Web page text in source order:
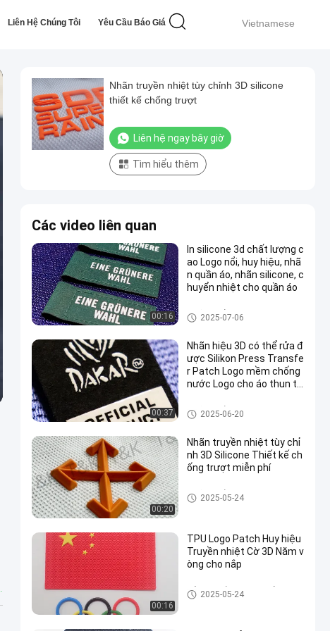
Vietnamese
Liên Hệ Chúng Tôi Yêu Cầu Báo Giá
Nhãn truyền nhiệt tùy chỉnh 3D silicone
thiết kế chống trượt
Liên hệ ngay bây giờ
Tìm hiểu thêm
Các video liên quan
00:16
In silicone 3d chất lượng c
ao Logo nổi, huy hiệu, nhã
n quần áo, nhãn silicone, c
huyển nhiệt cho quần áo
Nhãn truyền nhiệt silicone
2025-07-06
00:37
Nhãn hiệu 3D có thể rửa đ
ược Silikon Press Transfe
r Patch Logo mềm chống
nước Logo cho áo thun tú
Nhãn truyền nhiệt silicone
2025-06-20
00:20
Nhãn truyền nhiệt tùy chỉ
nh 3D Silicone Thiết kế ch
ống trượt miễn phí
Nhãn truyền nhiệt silicone
2025-05-24
00:16
TPU Logo Patch Huy hiệu
Truyền nhiệt Cờ 3D Năm v
òng cho nắp
Bản vá quần áo tùy chỉnh
2025-05-24